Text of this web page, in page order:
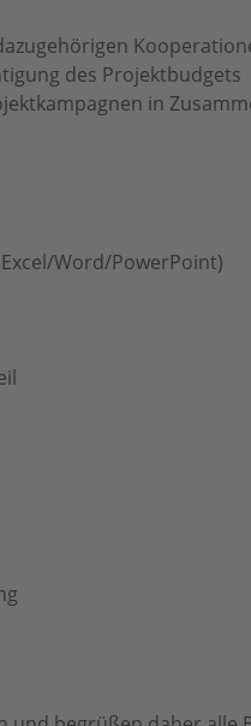
des Projektbudgets
in
Word/PowerPoint)